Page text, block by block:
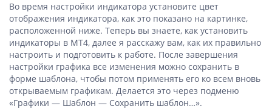
Во время настройки индикатора установите цвет
отображения индикатора, как это показано на картинке,
расположенной ниже. Теперь вы знаете, как установить
индикаторы в MT4, далее я расскажу вам, как их правильно
настроить и подготовить к работе. После завершения
настройки графика все изменения можно сохранить в
форме шаблона, чтобы потом применять его ко всем вновь
открываемым графикам. Делается это через подменю
«Графики — Шаблон — Сохранить шаблон…».